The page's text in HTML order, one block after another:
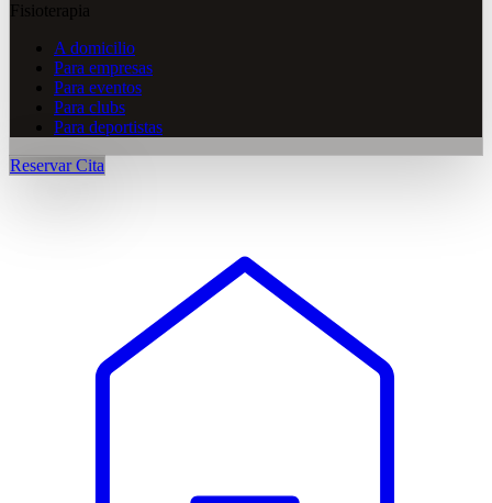
Fisioterapia
A domicilio
Para empresas
Para eventos
Para clubs
Para deportistas
Reservar Cita